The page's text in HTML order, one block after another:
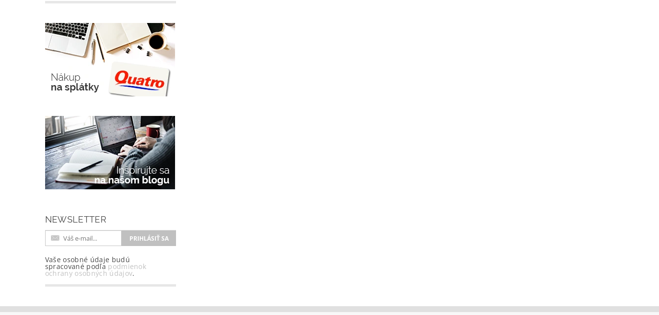
NEWSLETTER
Vaše osobné údaje budú
spracované podľa podmienok
ochrany osobných údajov.